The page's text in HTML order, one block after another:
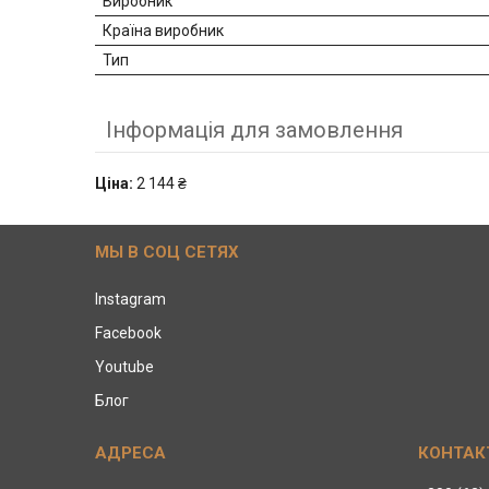
Країна виробник
Тип
Інформація для замовлення
Ціна: 2 144 ₴
МЫ В СОЦ СЕТЯХ
Instagram
Facebook
Youtube
Блог